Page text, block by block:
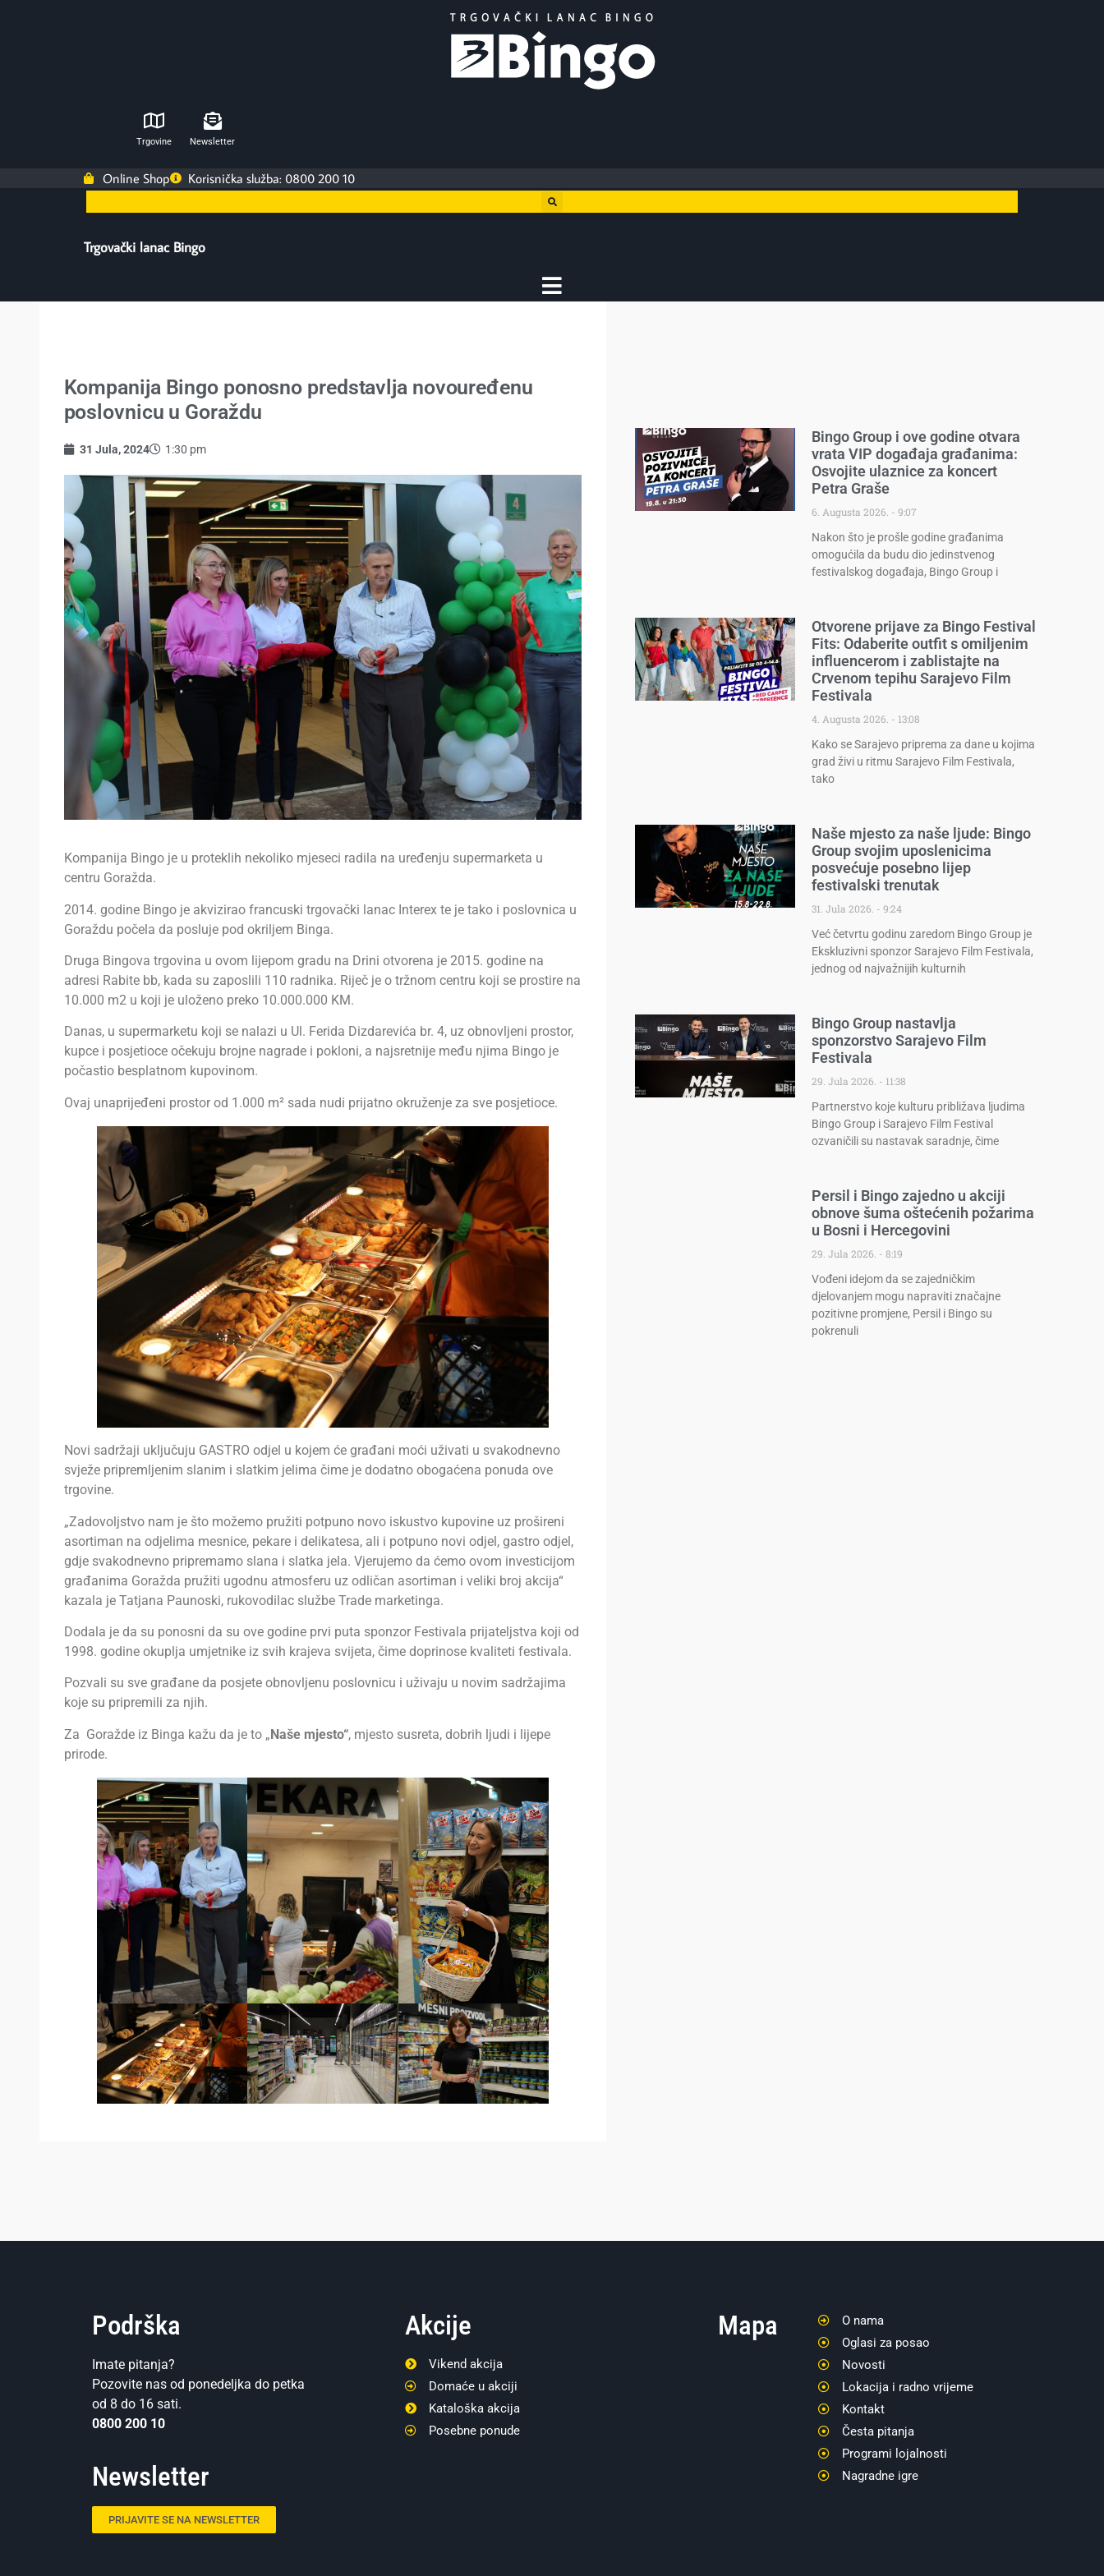
Trgovine Newsletter
Online Shop Korisnička služba: 0800 200 10
Trgovački lanac Bingo
Kompanija Bingo ponosno predstavlja novouređenu
poslovnicu u Goraždu
31 Jula, 2024 1:30 pm
Kompanija Bingo je u proteklih nekoliko mjeseci radila na uređenju supermarketa u
centru Goražda.
2014. godine Bingo je akvizirao francuski trgovački lanac Interex te je tako i poslovnica u
Goraždu počela da posluje pod okriljem Binga.
Druga Bingova trgovina u ovom lijepom gradu na Drini otvorena je 2015. godine na
adresi Rabite bb, kada su zaposlili 110 radnika. Riječ je o tržnom centru koji se prostire na
10.000 m2 u koji je uloženo preko 10.000.000 KM.
Danas, u supermarketu koji se nalazi u Ul. Ferida Dizdarevića br. 4, uz obnovljeni prostor,
kupce i posjetioce očekuju brojne nagrade i pokloni, a najsretnije među njima Bingo je
počastio besplatnom kupovinom.
Ovaj unaprijeđeni prostor od 1.000 m² sada nudi prijatno okruženje za sve posjetioce.
Novi sadržaji uključuju GASTRO odjel u kojem će građani moći uživati u svakodnevno
svježe pripremljenim slanim i slatkim jelima čime je dodatno obogaćena ponuda ove
trgovine.
„Zadovoljstvo nam je što možemo pružiti potpuno novo iskustvo kupovine uz prošireni
asortiman na odjelima mesnice, pekare i delikatesa, ali i potpuno novi odjel, gastro odjel,
gdje svakodnevno pripremamo slana i slatka jela. Vjerujemo da ćemo ovom investicijom
građanima Goražda pružiti ugodnu atmosferu uz odličan asortiman i veliki broj akcija“
kazala je Tatjana Paunoski, rukovodilac službe Trade marketinga.
Dodala je da su ponosni da su ove godine prvi puta sponzor Festivala prijateljstva koji od
1998. godine okuplja umjetnike iz svih krajeva svijeta, čime doprinose kvaliteti festivala.
Pozvali su sve građane da posjete obnovljenu poslovnicu i uživaju u novim sadržajima
koje su pripremili za njih.
Za Goražde iz Binga kažu da je to „Naše mjesto“, mjesto susreta, dobrih ljudi i lijepe
prirode.
Bingo Group i ove godine otvara
vrata VIP događaja građanima:
Osvojite ulaznice za koncert
Petra Graše
6. Augusta 2026.
9:07
Nakon što je prošle godine građanima
omogućila da budu dio jedinstvenog
festivalskog događaja, Bingo Group i
Otvorene prijave za Bingo Festival
Fits: Odaberite outfit s omiljenim
influencerom i zablistajte na
Crvenom tepihu Sarajevo Film
Festivala
4. Augusta 2026.
13:08
Kako se Sarajevo priprema za dane u kojima
grad živi u ritmu Sarajevo Film Festivala,
tako
Naše mjesto za naše ljude: Bingo
Group svojim uposlenicima
posvećuje posebno lijep
festivalski trenutak
31. Jula 2026.
9:24
Već četvrtu godinu zaredom Bingo Group je
Ekskluzivni sponzor Sarajevo Film Festivala,
jednog od najvažnijih kulturnih
Bingo Group nastavlja
sponzorstvo Sarajevo Film
Festivala
29. Jula 2026.
11:38
Partnerstvo koje kulturu približava ljudima
Bingo Group i Sarajevo Film Festival
ozvaničili su nastavak saradnje, čime
Persil i Bingo zajedno u akciji
obnove šuma oštećenih požarima
u Bosni i Hercegovini
29. Jula 2026.
8:19
Vođeni idejom da se zajedničkim
djelovanjem mogu napraviti značajne
pozitivne promjene, Persil i Bingo su
pokrenuli
Podrška
Imate pitanja?
Pozovite nas od ponedeljka do petka
od 8 do 16 sati.
0800 200 10
Newsletter
PRIJAVITE SE NA NEWSLETTER
Akcije
Vikend akcija
Domaće u akciji
Kataloška akcija
Posebne ponude
Mapa
O nama
Oglasi za posao
Novosti
Lokacija i radno vrijeme
Kontakt
Česta pitanja
Programi lojalnosti
Nagradne igre